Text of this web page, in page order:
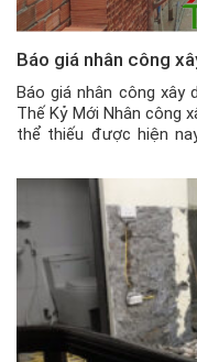
Báo giá nhân công
Báo giá nhân công xây
Thế Kỷ Mới Nhân công
thể thiếu được hiện
nhân công, […]